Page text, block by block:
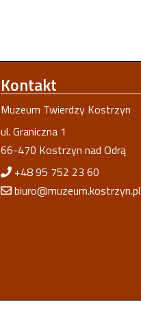
Kontakt
Muzeum Twierdzy Kostrzyn
ul. Graniczna 1
66-470 Kostrzyn nad Odrą
+48 95 752 23 60
biuro@muzeum.kostrzyn.pl